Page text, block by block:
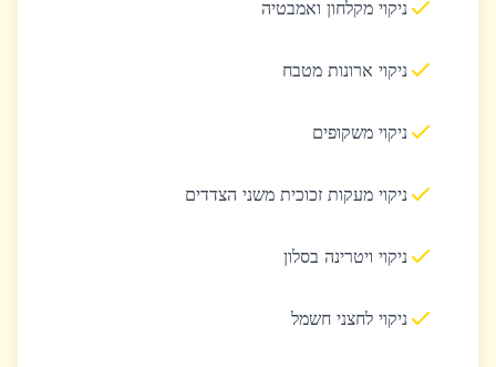
ניקוי מקלחון ואמבטיה
ניקוי ארונות מטבח
ניקוי משקופים
ניקוי מעקות זכוכית משני הצדדים
ניקוי ויטרינה בסלון
ניקוי לחצני חשמל